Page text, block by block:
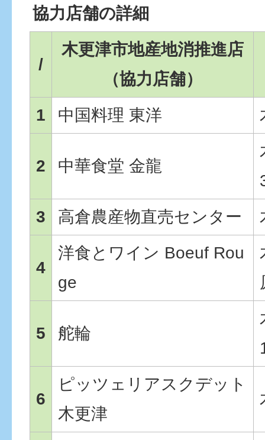
協力店舗の詳細
/
木更津市地産地消推進店
（協力店舗）
1
中国料理 東洋
2 中華食堂 金龍
3
高倉農産物直売センター
4
洋食とワイン Boeuf Rou
ge
5 舵輪
6
ピッツェリアスクデット
木更津